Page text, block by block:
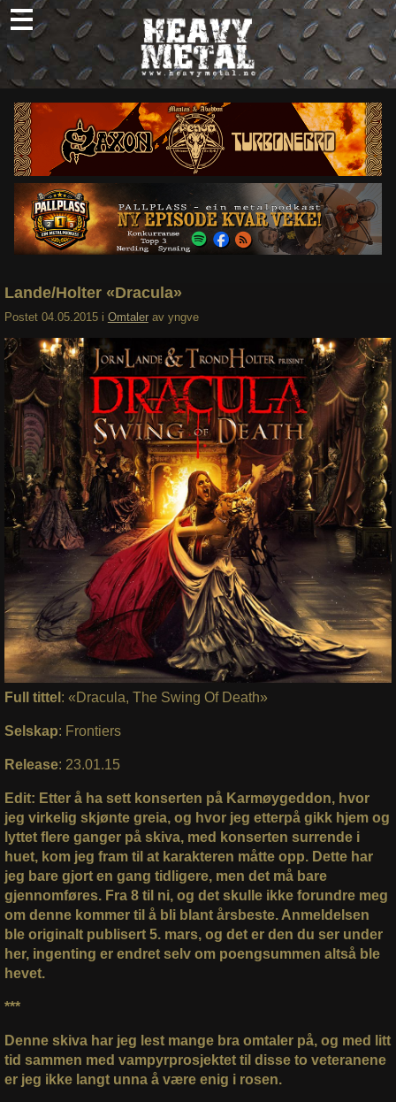
Skip
to
content
Nyheter
Omtaler
Intervjuer
Om oss
Abonner
Søk
Lande/Holter «Dracula»
Postet 04.05.2015 i Omtaler av yngve
Full tittel : «Dracula, The Swing Of Death»
Selskap: Frontiers
Release: 23.01.15
Edit: Etter å ha sett konserten på Karmøygeddon, hvor
jeg virkelig skjønte greia, og hvor jeg etterpå gikk hjem og
lyttet flere ganger på skiva, med konserten surrende i
huet, kom jeg fram til at karakteren måtte opp. Dette har
jeg bare gjort en gang tidligere, men det må bare
gjennomføres. Fra 8 til ni, og det skulle ikke forundre meg
om denne kommer til å bli blant årsbeste. Anmeldelsen
ble originalt publisert 5. mars, og det er den du ser under
her, ingenting er endret selv om poengsummen altså ble
hevet.
***
Denne skiva har jeg lest mange bra omtaler på, og med litt
tid sammen med vampyrprosjektet til disse to veteranene
er jeg ikke langt unna å være enig i rosen.